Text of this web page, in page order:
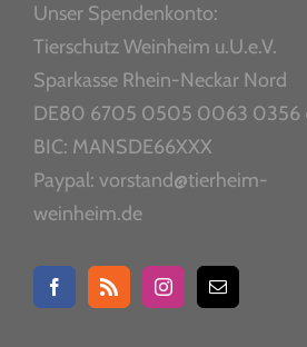
Unser Spendenkonto:
Tierschutz Weinheim u.U.e.V.
Sparkasse Rhein-Neckar Nord
DE80 6705 0505 0063 0356
BIC: MANSDE66XXX
Paypal: vorstand@tierheim-
weinheim.de